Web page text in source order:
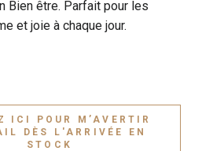
Bien être. Parfait pour les
et joie à chaque jour.
DÈS L'ARRIVÉE EN
STOCK